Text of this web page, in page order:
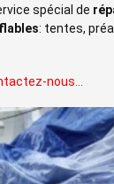
spécial de
: tentes,
nous…